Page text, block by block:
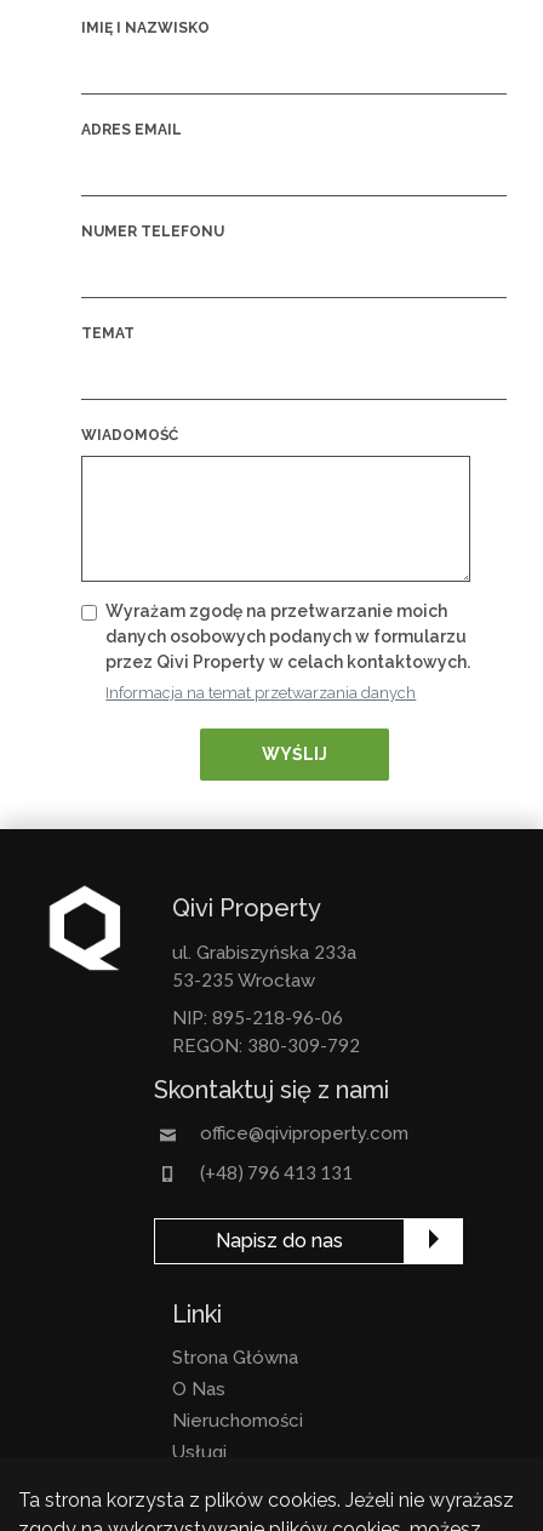
IMIĘ I NAZWISKO
ADRES EMAIL
NUMER TELEFONU
TEMAT
WIADOMOŚĆ
Wyrażam zgodę na przetwarzanie moich
danych osobowych podanych w formularzu
przez Qivi Property w celach kontaktowych.
Informacja na temat przetwarzania danych
WYŚLIJ
Ta strona korzysta z plików cookies. Jeżeli nie wyrażasz
Qivi Property
ul. Grabiszyńska 233a
53-235 Wrocław
NIP: 895-218-96-06
REGON: 380-309-792
Skontaktuj się z nami
office@qiviproperty.com
(+48) 796 413 131
Napisz do nas
Linki
Strona Główna
O Nas
Nieruchomości
Usługi
Blog